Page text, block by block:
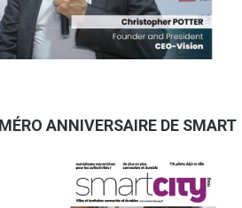
ANNIVERSAIRE DE SMART